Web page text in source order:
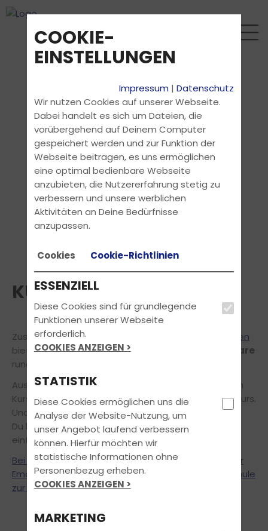
KURSE UND SEMINARE
Zusätzlich zu unseren festgelegten
Unterrichtszeiten
bieten wir regelmäßigspezielle Kurse und Seminare
rund um den Führerschein an.
Ausführlichere Informationen zu den nachfolgenden
Kursen findest Du per Mausklick auf den jeweiligen Kurs.
Und das Beste daran:
Du kannst alleunsere Kurse und Seminare
einfach und bequem online anfragen!
Bei Fragen zu den Kursen stehen wir Dir jederzeit per
Email, telefonisch oder persönlich in unserer Fahrschule
zur Verfügung.
COOKIE-
EINSTELLUNGEN
Impressum |Datenschutz
Wir nutzen Cookies auf unserer Webseite.
Dabei handelt es sich um Dateien, die
vorübergehend auf Deinem Computer
gespeichert werden und zur Funktion der
Webseite beitragen, es uns ermöglichen
eine optimal bedienbare Webseite
anzubieten, die Nutzererfahrung stetig zu
verbessern und unsere werblichen
Aktivitäten an Deine Bedürfnisse
anzupassen.
Cookies Cookie-Richtlinien
ESSENZIELL
Diese Cookies sind für grundlegende
Funktionen unserer Webseite
erforderlich.
COOKIES ANZEIGEN >
STATISTIK
Diese Cookies ermöglichen uns die
Analyse der Website-Nutzung, um
unser Angebot laufend verbessern
können. Hierfür möchten wir
statistische Informationen ohne
Personenbezug erheben.
COOKIES ANZEIGEN >
MARKETING